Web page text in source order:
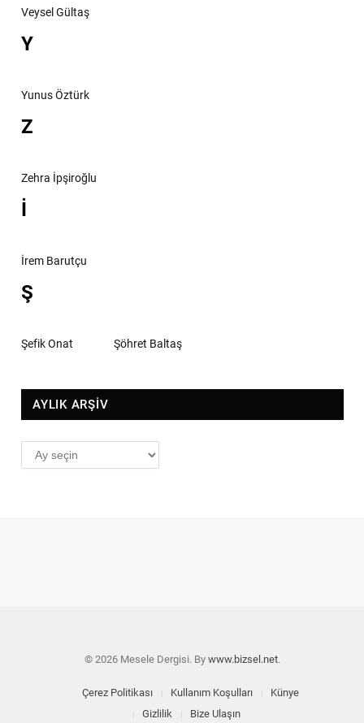
Veysel Gültaş
Y
Yunus Öztürk
Z
Zehra İpşiroğlu
İ
İrem Barutçu
Ş
Şefik Onat Şöhret Baltaş
AYLIK ARŞİV
AYLIK
ARŞİV
© 2026 Mesele Dergisi. By www.bizsel.net.
Çerez Politikası Kullanım Koşulları
Künye
Gizlilik
Bize Ulaşın